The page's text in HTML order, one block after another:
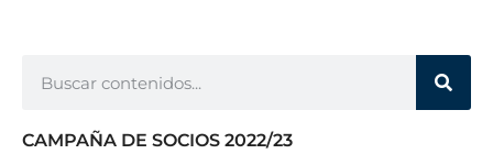
CAMPAÑA DE SOCIOS 2022/23